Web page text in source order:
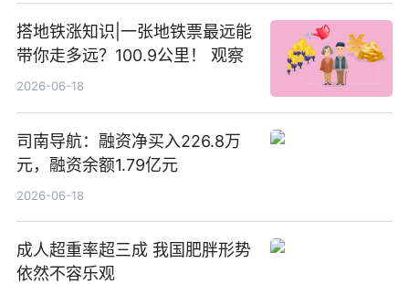
搭地铁涨知识|一张地铁票最远能
带你走多远？100.9公里！ 观察
2026-06-18
司南导航：融资净买入226.8万
元，融资余额1.79亿元
2026-06-18
成人超重率超三成 我国肥胖形势
依然不容乐观